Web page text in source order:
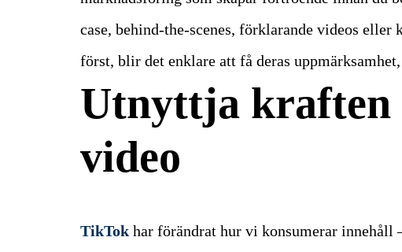
case, behind-the-scenes, förklarande videos
först, blir det enklare att få deras
Utnyttja
video
TikTok har förändrat hur vi konsumerar innehåll